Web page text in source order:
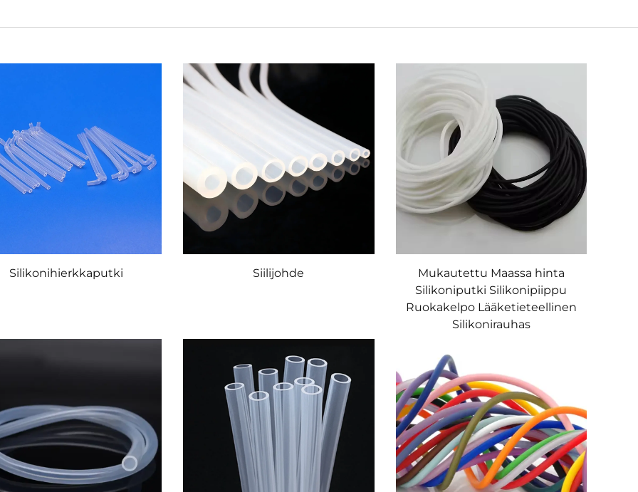
Silikonihierkkaputki Siilijohde
Mukautettu Maassa hinta
Silikoniputki Silikonipiippu
Ruokakelpo Lääketieteellinen
Silikonirauhas